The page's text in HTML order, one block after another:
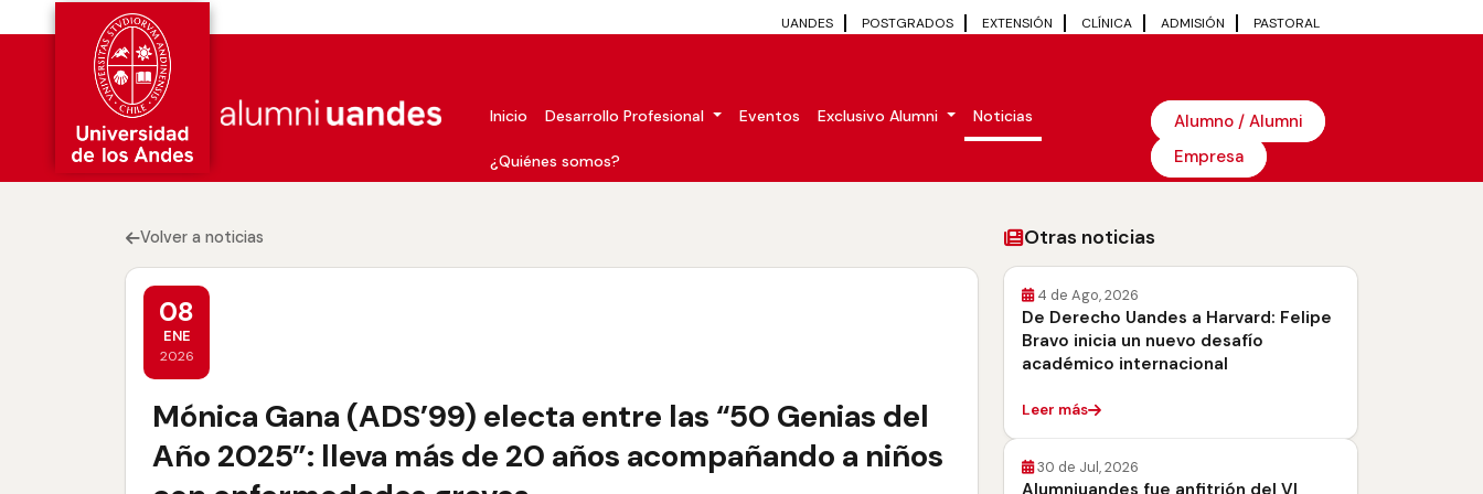
UANDES POSTGRADOS EXTENSIÓN CLÍNICA ADMISIÓN PASTORAL
Inicio Desarrollo Profesional Eventos Exclusivo Alumni Noticias
¿Quiénes somos?
Alumno / Alumni
Empresa
Volver a noticias
08
ENE
2026
Mónica Gana (ADS’99) electa entre las “50 Genias del
Año 2025”: lleva más de 20 años acompañando a niños
Otras noticias
4 de Ago, 2026
De Derecho Uandes a Harvard: Felipe
Bravo inicia un nuevo desafío
académico internacional
Leer más
30 de Jul, 2026
Alumniuandes fue anfitrión del VI